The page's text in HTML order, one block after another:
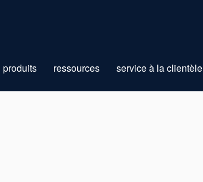
produits ressources service à la clientèle